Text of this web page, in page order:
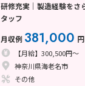
研修充実｜製造経験をさ
タッフ
月収例 381,000 円
【月給】300,500円～
神奈川県海老名市
その他